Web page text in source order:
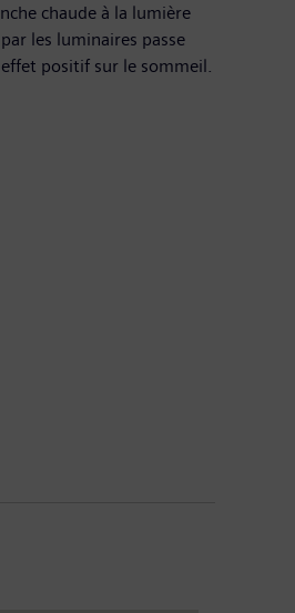
chaude à la lumière
les luminaires passe
positif sur le sommeil.